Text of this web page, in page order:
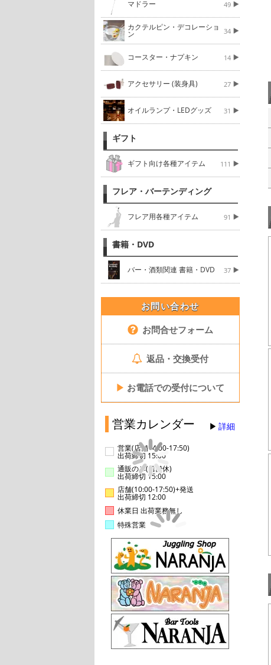
マドラー 49
カクテルピン・デコレーショ
ン 34
コースター・ナプキン 14
アクセサリー (装身具) 27
オイルランプ・LEDグッズ 31
ギフト
ギフト向け各種アイテム 111
フレア・バーテンディング
フレア用各種アイテム 91
書籍・DVD
バー・酒類関連 書籍・DVD 37
お問い合わせ
お問合せフォーム
返品・交換受付
▶ お電話での受付について
営業カレンダー 詳細
営業(店舗14:00-17:50)
出荷締切 15:00
通販のみ(店舗休)
出荷締切 15:00
店舗(10:00-17:50)+発送
出荷締切 12:00
休業日 出荷業務無し
特殊営業